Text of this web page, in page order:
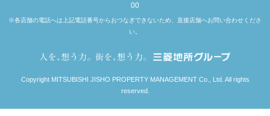
00
※各店舗の電話へは上記電話番号からおつなぎできないため、直接店舗へお問い合わせくださ
い。
Copyright MITSUBISHI JISHO PROPERTY MANAGEMENT Co., Ltd. All rights
reserved.